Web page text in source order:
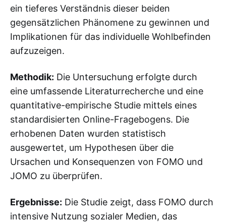
ein tieferes Verständnis dieser beiden
gegensätzlichen Phänomene zu gewinnen und
Implikationen für das individuelle Wohlbefinden
aufzuzeigen.
Methodik: Die Untersuchung erfolgte durch
eine umfassende Literaturrecherche und eine
quantitative-empirische Studie mittels eines
standardisierten Online-Fragebogens. Die
erhobenen Daten wurden statistisch
ausgewertet, um Hypothesen über die
Ursachen und Konsequenzen von FOMO und
JOMO zu überprüfen.
Ergebnisse: Die Studie zeigt, dass FOMO durch
intensive Nutzung sozialer Medien, das